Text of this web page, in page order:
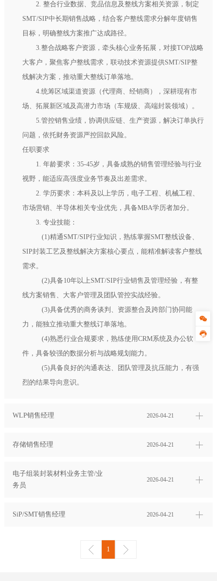
2. 整合行业数据、竞品信息及整线方案相关资源，制定
SMT/SIP中长期销售战略，结合客户整线需求分解年度销售
目标，明确整线方案推广达成路径。
3.整合战略客户资源，牵头核心业务拓展，对接TOP战略
大客户，聚焦客户整线需求，联动技术资源提供SMT/SIP整
线解决方案，推动重大整线订单落地。
4.统筹区域渠道资源（代理商、经销商），深耕现有市
场、拓展新区域及高潜力市场（车规级、高端封装领域）。
5.管控销售业绩，协调供应链、生产资源，解决订单执行
问题，依托财务资源严控回款风险。
任职要求
1. 年龄要求：35-45岁，具备成熟的销售管理经验与行业
视野，能适应高强度业务节奏及出差需求。
2. 学历要求：本科及以上学历，电子工程、机械工程、
市场营销、半导体相关专业优先，具备MBA学历者加分。
3. 专业技能：
(1)精通SMT/SIP行业知识，熟练掌握SMT整线设备、
SIP封装工艺及整线解决方案核心要点，能精准解读客户整线
需求。
(2)具备10年以上SMT/SIP行业销售及管理经验，有整
线方案销售、大客户管理及团队管控实战经验。
(3)具备优秀的商务谈判、资源整合及跨部门协同能
力，能独立推动重大整线订单落地。
(4)熟悉行业合规要求，熟练使用CRM系统及办公软
件，具备较强的数据分析与战略规划能力。
(5)具备良好的沟通表达、团队管理及抗压能力，有强
烈的结果导向意识。
​WLP销售经理 2026-04-21
存储销售经理 2026-04-21
电子组装封装材料业务主管/业
务员
2026-04-21
SiP/SMT销售经理 2026-04-21
1